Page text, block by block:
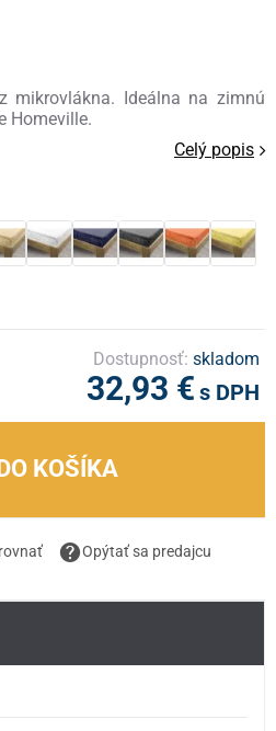
mikrovlákna. Ideálna na zimnú
Homeville.
Celý popis
Dostupnosť:skladom
32,93 € s DPH
KOŠÍKA
Opýtať sa predajcu